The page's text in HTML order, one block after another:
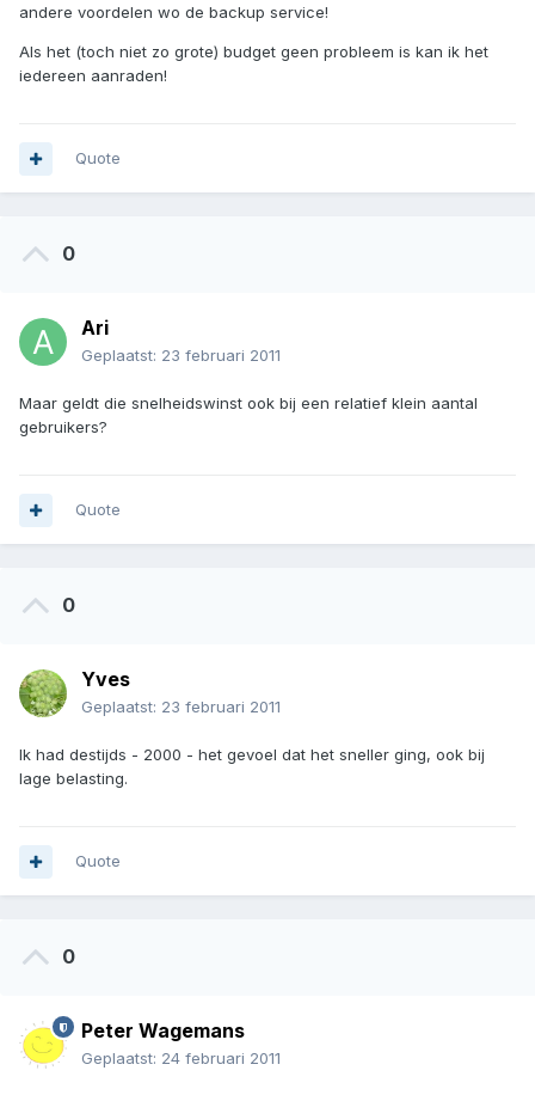
andere voordelen wo de backup service!
Als het (toch niet zo grote) budget geen probleem is kan ik het
iedereen aanraden!
Quote
0
Ari
Geplaatst: 23 februari 2011
Maar geldt die snelheidswinst ook bij een relatief klein aantal
gebruikers?
Quote
0
Yves
Geplaatst: 23 februari 2011
Ik had destijds - 2000 - het gevoel dat het sneller ging, ook bij
lage belasting.
Quote
0
Peter Wagemans
Geplaatst: 24 februari 2011